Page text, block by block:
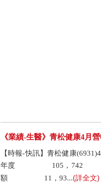
《業績-生醫》青松健康4月
【時報-快訊】青松健康
年度 105，742 410
額 11，93...(詳全文)